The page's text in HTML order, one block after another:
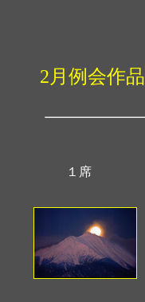
2月例会作品
１席